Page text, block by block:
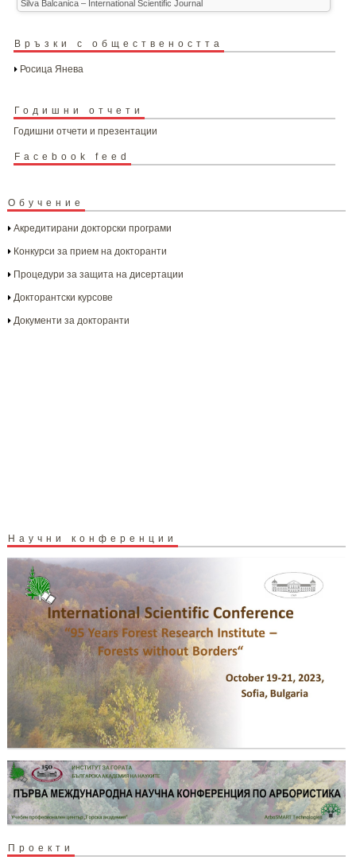
Silva Balcanica – International Scientific Journal
Връзки с обществеността
Росица Янева
Годишни отчети
Годишни отчети и презентации
Facebook feed
Обучение
Акредитирани докторски програми
Конкурси за прием на докторанти
Процедури за защита на дисертации
Докторантски курсове
Документи за докторанти
Научни конференции
Проекти